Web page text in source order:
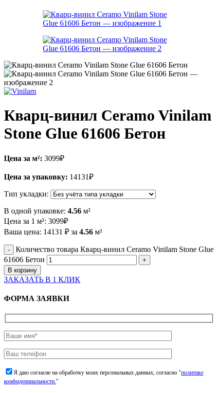
Кварц-винил Ceramo Vinilam
Stone Glue 61606 Бетон
Цена за м²: 3099₽
Цена за упаковку: 14131₽
Тип укладки:
В одной упаковке: 4.56 м²
Цена за 1 м²: 3099₽
Ваша цена: 14131 ₽ за 4.56 м²
Количество товара Кварц-винил Ceramo Vinilam Stone Glue
61606 Бетон
В корзину
ЗАКАЗАТЬ В 1 КЛИК
ФОРМА ЗАЯВКИ
Я даю согласие на обработку моих персональных данных, согласно "политике
конфиденциальности."